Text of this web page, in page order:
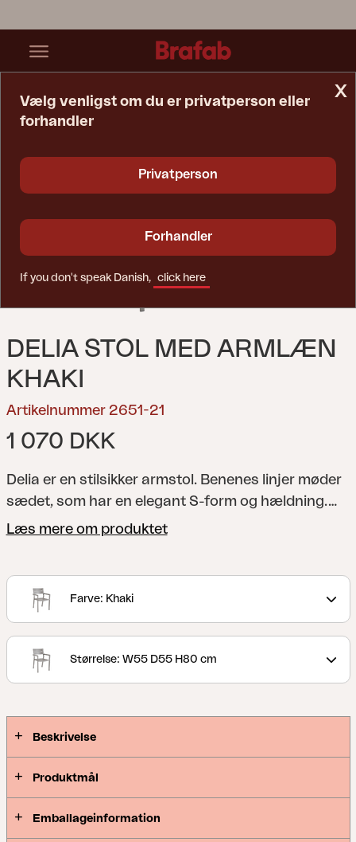
DELIA STOL MED ARMLÆN
KHAKI
Artikelnummer 2651-21
1 070 DKK
Delia er en stilsikker armstol. Benenes linjer møder
sædet, som har en elegant S-form og hældning.
Fås i hele ni farver, så du kan skabe en personlig
moderne og stilren kollektion med tydelige linjer,
der fremhæves af de buede former for maksimal
bedst.
Læs mere om produktet
Farve: Khaki
Størrelse: W55 D55 H80 cm
Beskrivelse
Produktmål
Emballageinformation
x
Vælg venligst om du er privatperson eller
forhandler
Privatperson
Forhandler
If you don't speak Danish, click here